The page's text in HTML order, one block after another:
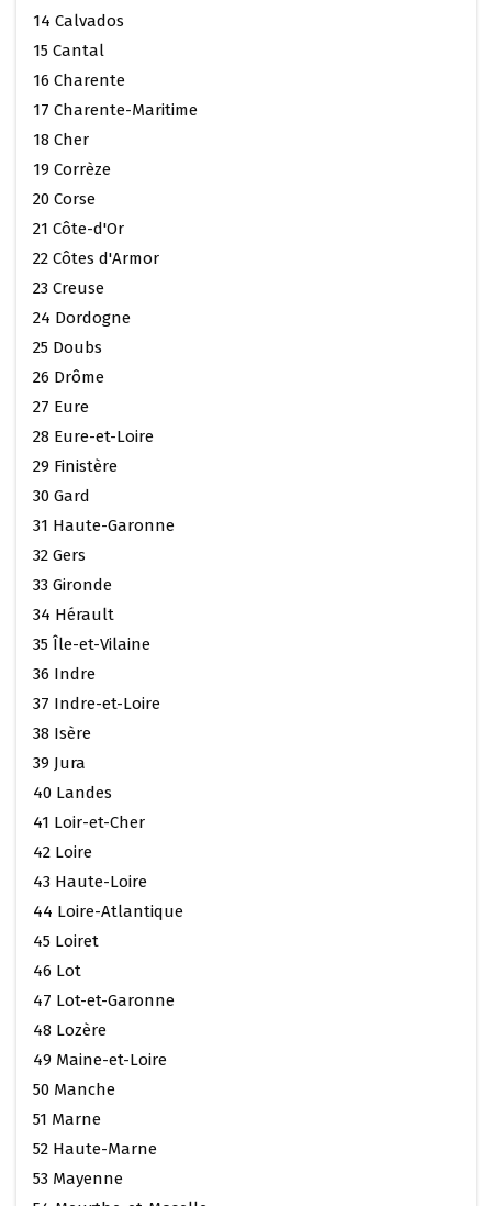
14 Calvados
15 Cantal
16 Charente
17 Charente-Maritime
18 Cher
19 Corrèze
20 Corse
21 Côte-d'Or
22 Côtes d'Armor
23 Creuse
24 Dordogne
25 Doubs
26 Drôme
27 Eure
28 Eure-et-Loire
29 Finistère
30 Gard
31 Haute-Garonne
32 Gers
33 Gironde
34 Hérault
35 Île-et-Vilaine
36 Indre
37 Indre-et-Loire
38 Isère
39 Jura
40 Landes
41 Loir-et-Cher
42 Loire
43 Haute-Loire
44 Loire-Atlantique
45 Loiret
46 Lot
47 Lot-et-Garonne
48 Lozère
49 Maine-et-Loire
50 Manche
51 Marne
52 Haute-Marne
53 Mayenne